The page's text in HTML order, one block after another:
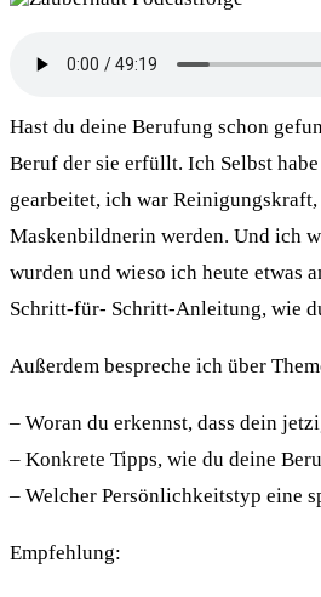
Hast du deine Berufung schon
Beruf der sie erfüllt. Ich Selbst
gearbeitet, ich war
Maskenbildnerin werden. Und ich
wurden und wieso ich heute etwas
Schritt-für- Schritt-Anleitung, wie
Außerdem bespreche ich über
– Woran du erkennst, dass dein
– Konkrete Tipps, wie du deine
– Welcher Persönlichkeitstyp eine
Empfehlung: